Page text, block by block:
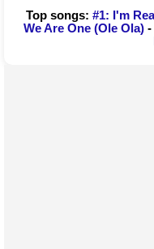
Top songs: #1: I'm
We Are One (Ole Ola) -